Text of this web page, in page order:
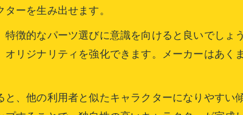
ーを生み出せます。
徴的なパーツ選びに意識を向けると良いでしょ
リジナリティを強化できます。メーカーはあく
、他の利用者と似たキャラクターになりやすい